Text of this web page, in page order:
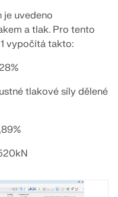
je uvedeno
a tlak. Pro tento
vypočítá takto:
tlakové síly dělené